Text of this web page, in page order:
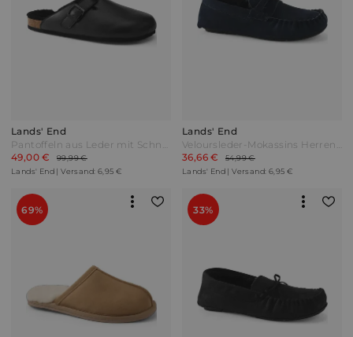
Lands' End
Pantoffeln aus Leder mit Schnalle Herren Schwarz by Lands' End
49,00 €
99,99 €
Lands' End | Versand: 6,95 €
Lands' End
Veloursleder-Mokassins Herren Blau by Lands' End
36,66 €
54,99 €
Lands' End | Versand: 6,95 €
69% 33%